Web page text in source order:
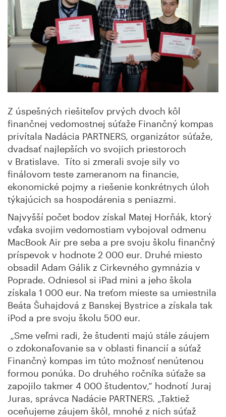
Z úspešných riešiteľov prvých dvoch kôl
finančnej vedomostnej súťaže Finančný kompas
privítala Nadácia PARTNERS, organizátor súťaže,
dvadsať najlepších vo svojich priestoroch
v Bratislave. Títo si zmerali svoje sily vo
finálovom teste zameranom na financie,
ekonomické pojmy a riešenie konkrétnych úloh
týkajúcich sa hospodárenia s peniazmi.
Najvyšší počet bodov získal Matej Horňák, ktorý
vďaka svojim vedomostiam vybojoval odmenu
MacBook Air pre seba a pre svoju školu finančný
príspevok v hodnote 2 000 eur. Druhé miesto
obsadil Adam Gálik z Cirkevného gymnázia v
Poprade. Odniesol si iPad mini a jeho škola
získala 1 000 eur. Na treťom mieste sa umiestnila
Beáta Šuhajdová z Banskej Bystrice a získala tak
iPod a pre svoju školu 500 eur.
„Sme veľmi radi, že študenti majú stále záujem
o zdokonaľovanie sa v oblasti financií a súťaž
Finančný kompas im túto možnosť nenútenou
formou ponúka. Do druhého ročníka súťaže sa
zapojilo takmer 4 000 študentov,“ hodnotí Juraj
Juras, správca Nadácie PARTNERS. „Taktiež
oceňujeme záujem škôl, mnohé z nich súťaž